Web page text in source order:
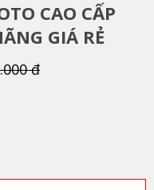
CAO CẤP
GIÁ RẺ
đ